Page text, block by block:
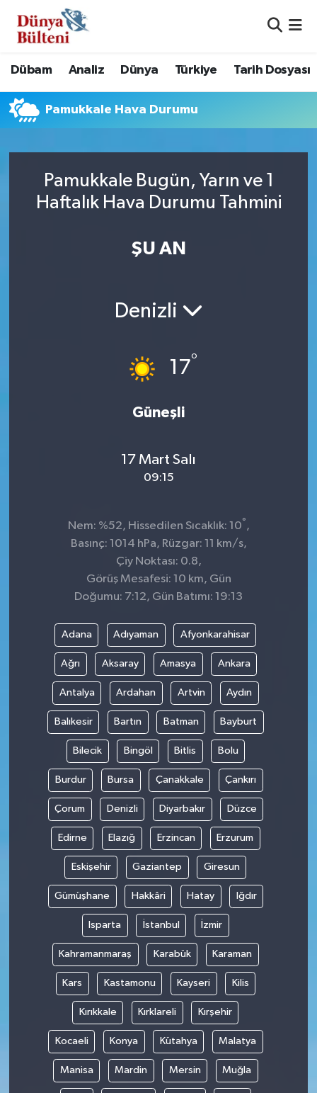
Dübam Analiz Dünya Türkiye Tarih Dosyası
Pamukkale Hava Durumu
Pamukkale Bugün, Yarın ve 1
Haftalık Hava Durumu Tahmini
ŞU AN
Denizli
17°
Güneşli
17 Mart Salı
09:15
Nem: %52, Hissedilen Sıcaklık: 10° ,
Basınç: 1014 hPa, Rüzgar: 11 km/s,
Çiy Noktası: 0.8,
Görüş Mesafesi: 10 km, Gün
Doğumu: 7:12, Gün Batımı: 19:13
Adana Adıyaman Afyonkarahisar
Ağrı Aksaray Amasya Ankara
Antalya Ardahan Artvin Aydın
Balıkesir Bartın Batman Bayburt
Bilecik Bingöl Bitlis Bolu
Burdur Bursa Çanakkale Çankırı
Çorum Denizli Diyarbakır Düzce
Edirne Elazığ Erzincan Erzurum
Eskişehir Gaziantep Giresun
Gümüşhane Hakkâri Hatay Iğdır
Isparta İstanbul İzmir
Kahramanmaraş Karabük Karaman
Kars Kastamonu Kayseri Kilis
Kırıkkale Kırklareli Kırşehir
Kocaeli Konya Kütahya Malatya
Manisa Mardin Mersin Muğla
Hava Durumu
Namaz Vakitleri
Süper Lig Puan Durumu ve Fikstür